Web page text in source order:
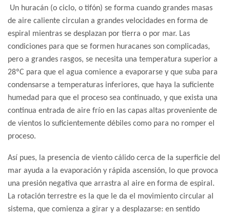
Un huracán (o ciclo, o tifón) se forma cuando grandes masas
de aire caliente circulan a grandes velocidades en forma de
espiral mientras se desplazan por tierra o por mar. Las
condiciones para que se formen huracanes son complicadas,
pero a grandes rasgos, se necesita una temperatura superior a
28ºC para que el agua comience a evaporarse y que suba para
condensarse a temperaturas inferiores, que haya la suficiente
humedad para que el proceso sea continuado, y que exista una
continua entrada de aire frío en las capas altas proveniente de
de vientos lo suficientemente débiles como para no romper el
proceso.
Así pues, la presencia de viento cálido cerca de la superficie del
mar ayuda a la evaporación y rápida ascensión, lo que provoca
una presión negativa que arrastra al aire en forma de espiral.
La rotación terrestre es la que le da el movimiento circular al
sistema, que comienza a girar y a desplazarse: en sentido